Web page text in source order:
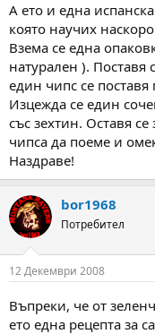
А ето и една
която научих
Взема се една
натурален ).
един чипс се
Изцежда се един
със зехтин. Оставя
чипса да поеме и
Наздраве!
bor1968
Потребител
12 Декември 2008
Въпреки, че от
ето една рецепта за